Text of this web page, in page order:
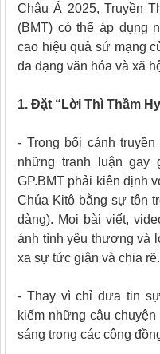
Châu Á 2025, Truyền
(BMT) có thể áp dụng
cao hiệu quả sứ mạng
đa dạng văn hóa và xã
1. Đặt “Lời Thì Thầm
- Trong bối cảnh
những tranh luận gay
GP.BMT phải kiên định
Chúa Kitô bằng sự tôn
dàng). Mọi bài viết,
ánh tình yêu thương và
xa sự tức giận và chia rẽ.
- Thay vì chỉ đưa tin
kiếm những câu
sáng trong các cộng